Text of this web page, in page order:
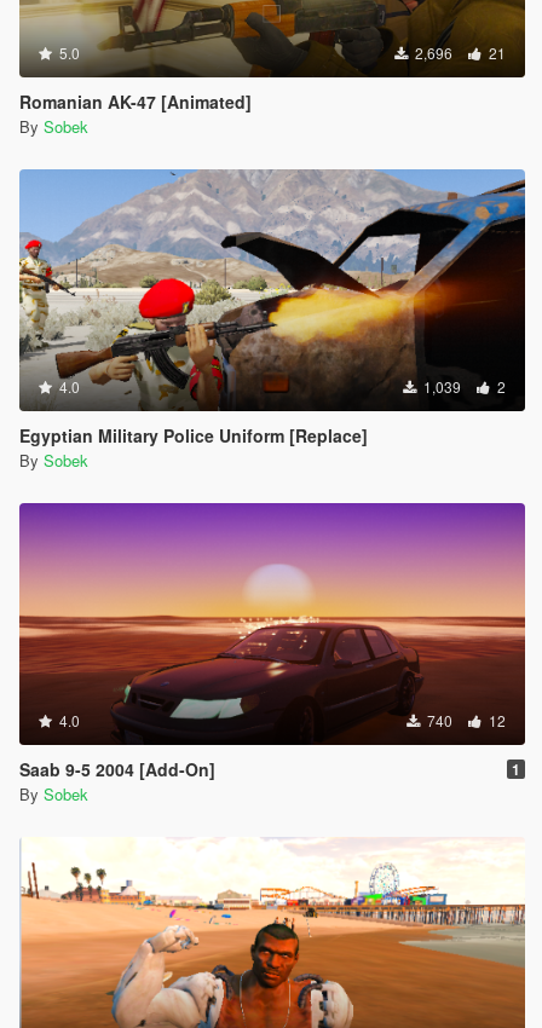
5.0 2,696 21
Romanian AK-47 [Animated]
By Sobek
4.0 1,039 2
Egyptian Military Police Uniform [Replace]
By Sobek
4.0 740 12
Saab 9-5 2004 [Add-On] 1
By Sobek